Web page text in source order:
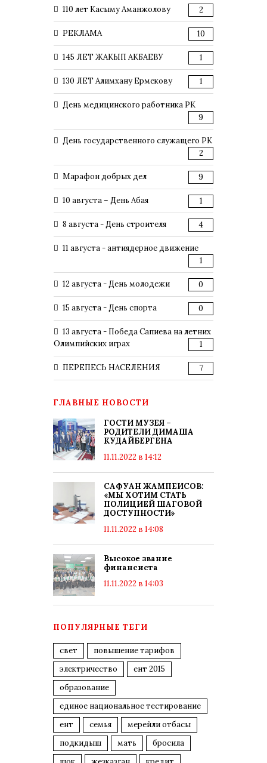
110 лет Касыму Аманжолову 2
РЕКЛАМА 10
145 ЛЕТ ЖАКЫП АКБАЕВУ 1
130 ЛЕТ Алимхану Ермекову 1
День медицинского работника РК
9
День государственного служащего РК
2
Марафон добрых дел 9
10 августа – День Абая 1
8 августа - День строителя 4
11 августа - антиядерное движение
1
12 августа - День молодежи 0
15 августа - День спорта 0
13 августа - Победа Сапиева на летних
Олимпийских играх
1
ПЕРЕПЕСЬ НАСЕЛЕНИЯ 7
ГЛАВНЫЕ НОВОСТИ
ГОСТИ МУЗЕЯ –
РОДИТЕЛИ ДИМАША
КУДАЙБЕРГЕНА
11.11.2022 в 14:12
САФУАН ЖАМПЕИСОВ:
«МЫ ХОТИМ СТАТЬ
ПОЛИЦИЕЙ ШАГОВОЙ
ДОСТУПНОСТИ»
11.11.2022 в 14:08
Высокое звание
финансиста
11.11.2022 в 14:03
ПОПУЛЯРНЫЕ ТЕГИ
свет
повышение тарифов
электричество
ент 2015
образование
единое национальное тестирование
ент
семья
мерейли отбасы
подкидыш
мать
бросила